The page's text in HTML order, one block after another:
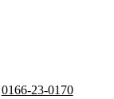
0166-23-0170